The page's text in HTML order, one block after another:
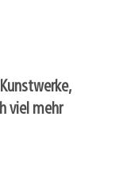
viel mehr